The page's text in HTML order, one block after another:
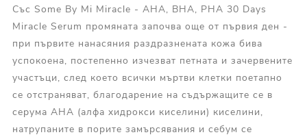
Със Some By Mi Miracle - AHA, BHA, PHA 30 Days
Miracle Serum промяната започва още от първия ден -
при първите нанасяния раздразнената кожа бива
успокоена, постепенно изчезват петната и зачервените
участъци, след което всички мъртви клетки поетапно
се отстраняват, благодарение на съдържащите се в
серума AHA (алфа хидрокси киселини) киселини,
натрупаните в порите замърсявания и себум се